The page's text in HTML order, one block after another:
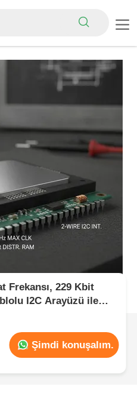
Frekansı, 229 Kbit
I2C Arayüzü ile
Şimdi konuşalım.